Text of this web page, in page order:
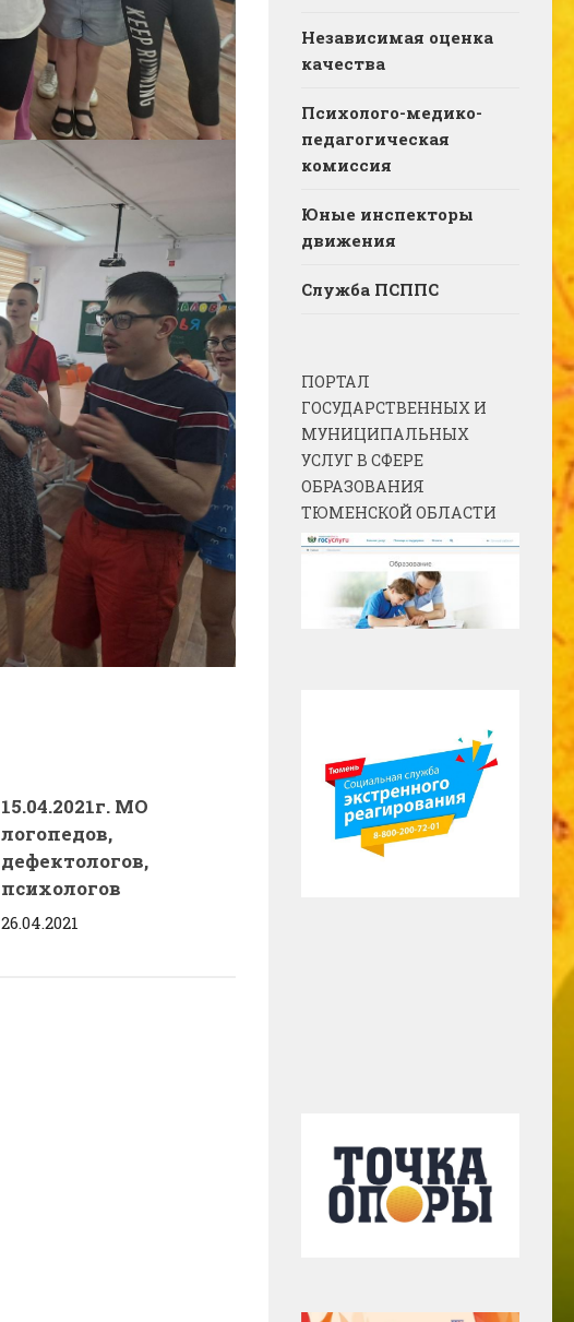
15.04.2021г. МО
логопедов,
дефектологов,
психологов
26.04.2021
Независимая оценка
качества
Психолого-медико-
педагогическая
комиссия
Юные инспекторы
движения
Служба ПСППС
ПОРТАЛ
ГОСУДАРСТВЕННЫХ И
МУНИЦИПАЛЬНЫХ
УСЛУГ В СФЕРЕ
ОБРАЗОВАНИЯ
ТЮМЕНСКОЙ ОБЛАСТИ